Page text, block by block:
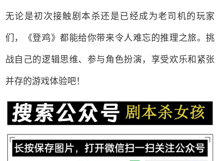
无论是初次接触剧本杀还是已经成为老司机的玩家
们，《登鸡》都能给你带来令人难忘的推理之旅。挑
战自己的逻辑思维、参与角色扮演，享受欢乐和紧张
并存的游戏体验吧！